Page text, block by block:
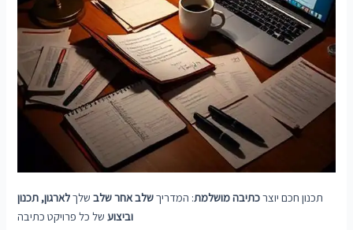
תכנון חכם יוצרכתיבה מושלמת: המדריךשלב אחר שלבשלךלארגון, תכנון
וביצועשל כל פרויקט כתיבה